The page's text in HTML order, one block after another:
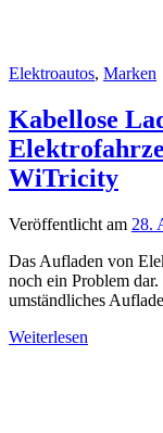
Elektroautos, Marken
Kabellose
WiTricity
Veröffentlicht am 28.
Das Aufladen von
noch ein Problem
umständliches
Weiterlesen